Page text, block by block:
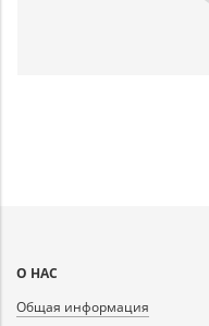
Карта
сайта
О НАС
Общая информация